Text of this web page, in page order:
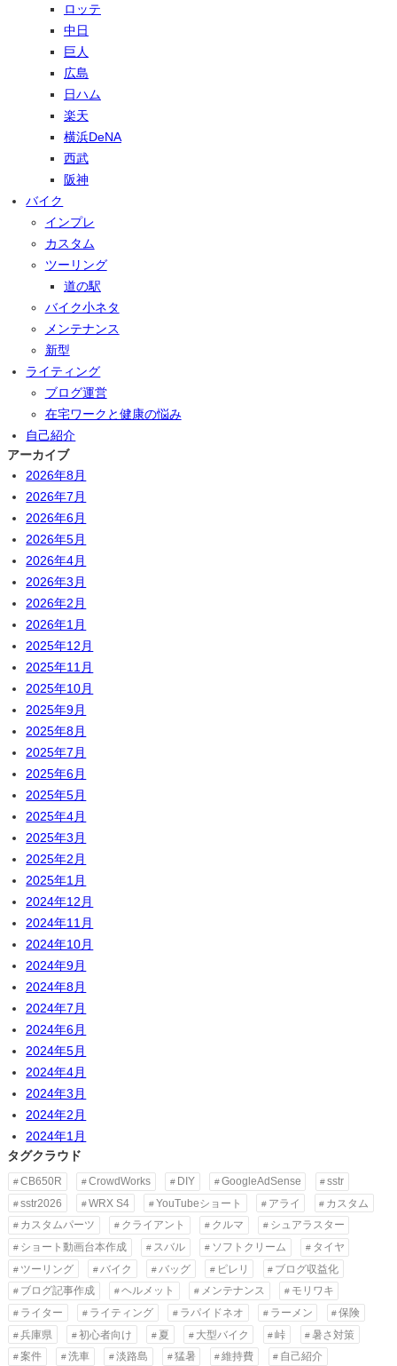
ロッテ
中日
巨人
広島
日ハム
楽天
横浜DeNA
西武
阪神
バイク
インプレ
カスタム
ツーリング
道の駅
バイク小ネタ
メンテナンス
新型
ライティング
ブログ運営
在宅ワークと健康の悩み
自己紹介
アーカイブ
2026年8月
2026年7月
2026年6月
2026年5月
2026年4月
2026年3月
2026年2月
2026年1月
2025年12月
2025年11月
2025年10月
2025年9月
2025年8月
2025年7月
2025年6月
2025年5月
2025年4月
2025年3月
2025年2月
2025年1月
2024年12月
2024年11月
2024年10月
2024年9月
2024年8月
2024年7月
2024年6月
2024年5月
2024年4月
2024年3月
2024年2月
2024年1月
タグクラウド
CB650R CrowdWorks DIY GoogleAdSense
sstr
sstr2026
WRX S4 YouTubeショート アライ
カスタム
カスタムパーツ
クライアント クルマ
シュアラスター
ショート動画台本作成
スバル ソフトクリーム
タイヤ
ツーリング
バイク バッグ ピレリ
ブログ収益化
ブログ記事作成
ヘルメット メンテナンス
モリワキ
ライター
ライティング ラパイドネオ ラーメン
保険
兵庫県
初心者向け 夏 大型バイク 峠
暑さ対策
案件
洗車 淡路島 猛暑 維持費
自己紹介